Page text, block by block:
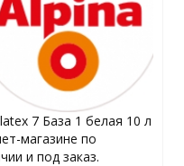
7 База 1 белая 10 л
магазине по
и под заказ.